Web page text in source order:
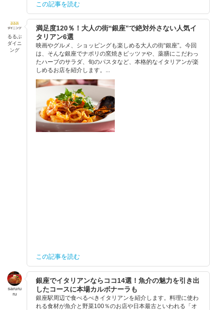
この記事を読む
るるぶ
ダイニ
ング
満足度120％！大人の街“銀座”で絶対外さない人気イ
タリアン6選
映画やグルメ、ショッピングも楽しめる大人の街“銀座”。今回
は、そんな銀座でナポリの窯焼きピッツァや、薬膳にこだわっ
たハーブのサラダ、旬のパスタなど、本格的なイタリアンが楽
しめるお店を紹介します。...
この記事を読む
saruru
ru
銀座でイタリアンならココ14選！魚介の魅力を引き出
したコースに本場カルボナーラも
銀座駅周辺で食べるべきイタリアンを紹介します。料理に使わ
れる食材が魚介と野菜100％のお店や日本最古といわれる「オ